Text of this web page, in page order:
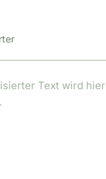
Text wird hier